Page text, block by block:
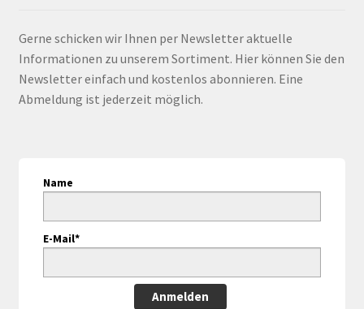
Gerne schicken wir Ihnen per Newsletter aktuelle
Informationen zu unserem Sortiment. Hier können Sie den
Newsletter einfach und kostenlos abonnieren. Eine
Abmeldung ist jederzeit möglich.
Name
E-Mail*
Anmelden